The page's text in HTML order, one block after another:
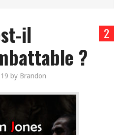
2
il
?
by Brandon